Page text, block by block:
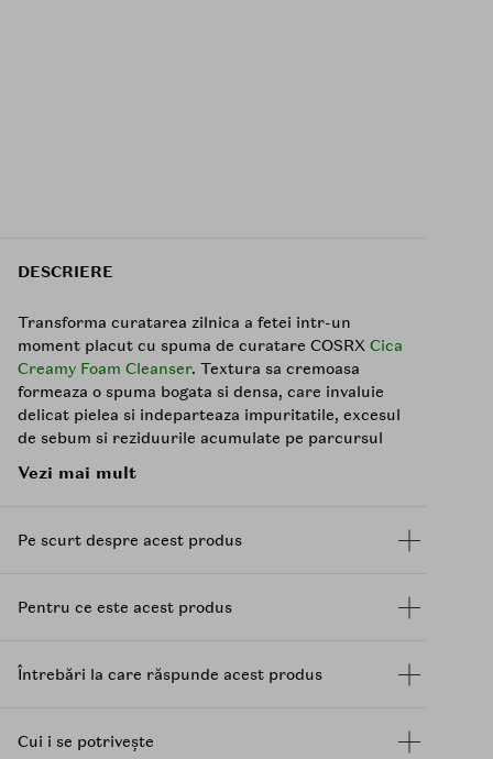
DESCRIERE
Transforma curatarea zilnica a fetei intr-un
moment placut cu spuma de curatare COSRX Cica
Creamy Foam Cleanser. Textura sa cremoasa
formeaza o spuma bogata si densa, care invaluie
delicat pielea si indeparteaza impuritatile, excesul
de sebum si reziduurile acumulate pe parcursul
din sapte ingrediente derivate din
madecassoside, acid asiatic si acid madecassic.
senzatia placuta dupa clatire. Formula contine si
Vezi mai mult
Pe scurt despre acest produs
Pentru ce este acest produs
Întrebări la care răspunde acest produs
Cui i se potrivește